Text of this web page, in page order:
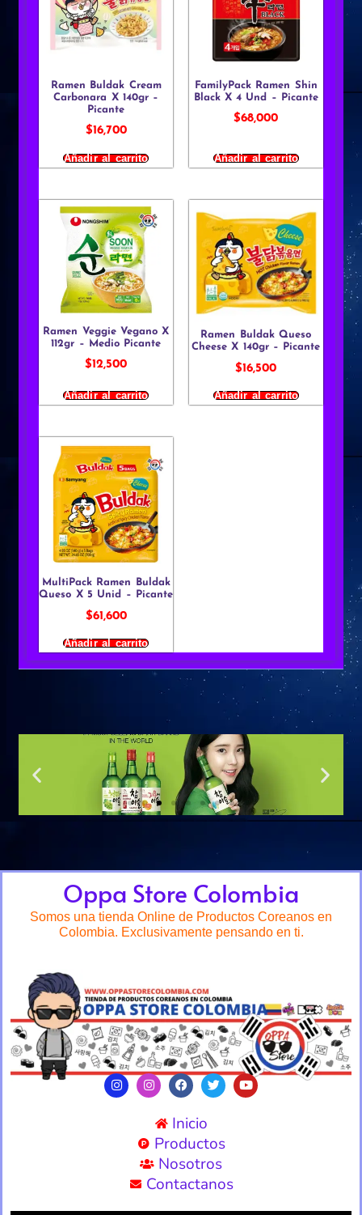
Ramen Buldak Cream
Carbonara X 140gr –
Picante
$16,700
Añadir al carrito
FamilyPack Ramen Shin
Black X 4 Und – Picante
$68,000
Añadir al carrito
Ramen Veggie Vegano X
112gr – Medio Picante
$12,500
Añadir al carrito
Ramen Buldak Queso
Cheese X 140gr – Picante
$16,500
Añadir al carrito
MultiPack Ramen Buldak
Queso X 5 Unid – Picante
$61,600
Añadir al carrito
Oppa Store Colombia
Somos una tienda Online de Productos Coreanos en
Colombia. Exclusivamente pensando en ti.
Inicio
Productos
Nosotros
Contactanos